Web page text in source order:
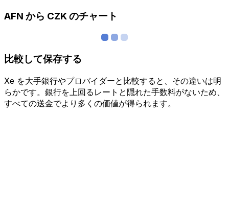
AFN から CZK のチャート
比較して保存する
Xe を大手銀行やプロバイダーと比較すると、その違いは明
らかです。銀行を上回るレートと隠れた手数料がないため、
すべての送金でより多くの価値が得られます。